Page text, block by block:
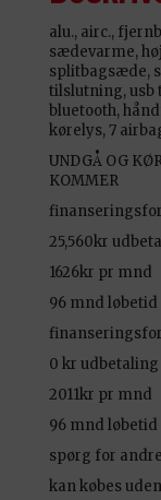
alu., airc.,
sædevarme,
splitbagsæde,
tilslutning, usb
bluetooth,
kørelys, 7
UNDGÅ OG
KOMMER
25,560kr
1626kr pr mnd
96 mnd løbetid
0 kr udbetaling
2011kr pr mnd
96 mnd løbetid
spørg for
kan købes